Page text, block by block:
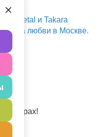
и Takara
любви в Москве.